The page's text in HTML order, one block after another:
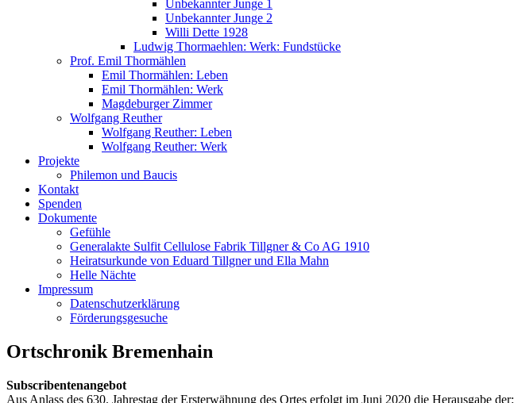
Unbekannter Junge 1
Unbekannter Junge 2
Willi Dette 1928
Ludwig Thormaehlen: Werk: Fundstücke
Prof. Emil Thormählen
Emil Thormählen: Leben
Emil Thormählen: Werk
Magdeburger Zimmer
Wolfgang Reuther
Wolfgang Reuther: Leben
Wolfgang Reuther: Werk
Projekte
Philemon und Baucis
Kontakt
Spenden
Dokumente
Gefühle
Generalakte Sulfit Cellulose Fabrik Tillgner & Co AG 1910
Heiratsurkunde von Eduard Tillgner und Ella Mahn
Helle Nächte
Impressum
Datenschutzerklärung
Förderungsgesuche
Ortschronik Bremenhain
Subscribentenangebot
Aus Anlass des 630. Jahrestag der Ersterwähnung des Ortes erfolgt im Juni 2020 die Herausgabe der: